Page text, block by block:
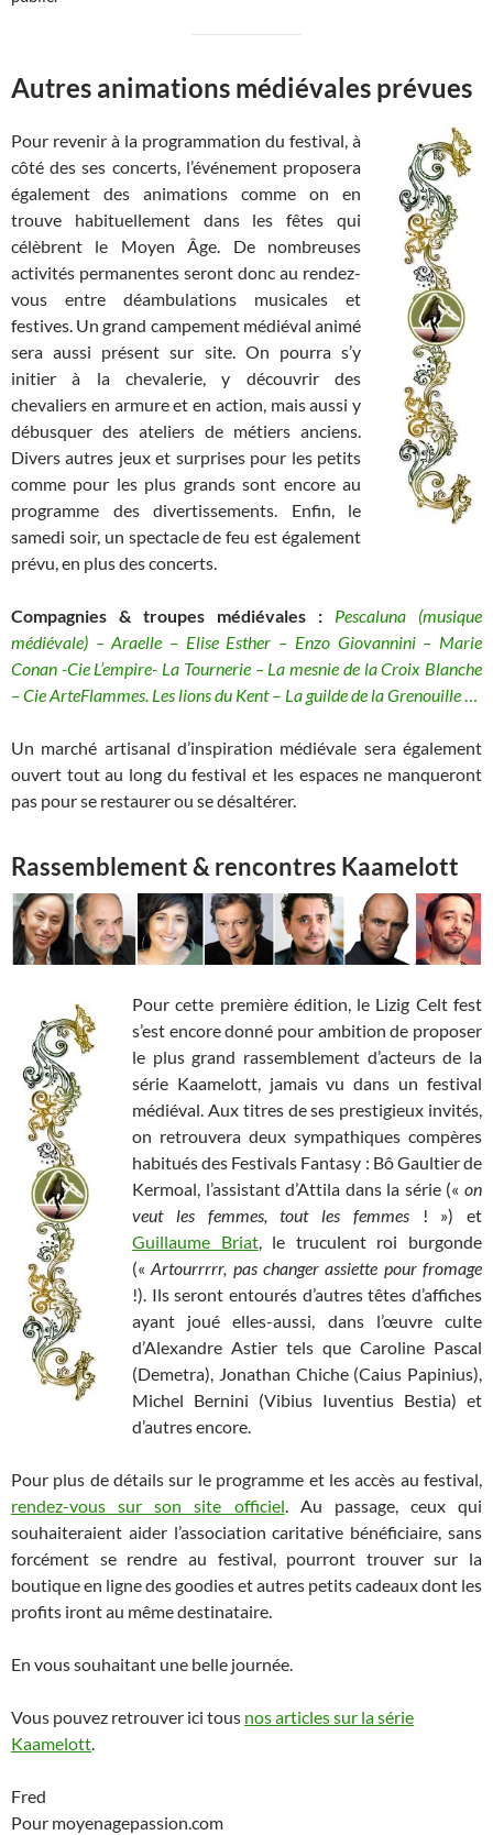
Autres animations médiévales prévues
Pour revenir à la programmation du festival, à
côté des ses concerts, l’événement proposera
également des animations comme on en
trouve habituellement dans les fêtes qui
célèbrent le Moyen Âge. De nombreuses
activités permanentes seront donc au rendez-
vous entre déambulations musicales et
festives. Un grand campement médiéval animé
sera aussi présent sur site. On pourra s’y
initier à la chevalerie, y découvrir des
chevaliers en armure et en action, mais aussi y
débusquer des ateliers de métiers anciens.
Divers autres jeux et surprises pour les petits
comme pour les plus grands sont encore au
programme des divertissements. Enfin, le
samedi soir, un spectacle de feu est également
prévu, en plus des concerts.
Compagnies & troupes médiévales :
Pescaluna (musique
médiévale) – Araelle – Elise Esther – Enzo Giovannini – Marie
Conan -Cie L’empire- La Tournerie – La mesnie de la Croix Blanche
– Cie ArteFlammes. Les lions du Kent– La guilde de la Grenouille…
Un marché artisanal d’inspiration médiévale sera également
ouvert tout au long du festival et les espaces ne manqueront
pas pour se restaurer ou se désaltérer.
Rassemblement & rencontres Kaamelott
Pour cette première édition, le Lizig Celt fest
s’est encore donné pour ambition de proposer
le plus grand rassemblement d’acteurs de la
série Kaamelott, jamais vu dans un festival
médiéval. Aux titres de ses prestigieux invités,
on retrouvera deux sympathiques compères
habitués des Festivals Fantasy : Bô Gaultier de
Kermoal, l’assistant d’Attila dans la série (« on
veut les femmes, tout les femmes! ») et
Guillaume Briat, le truculent roi burgonde
(«Artourrrrr, pas changer assiette pour fromage
!). Ils seront entourés d’autres têtes d’affiches
ayant joué elles-aussi, dans l’œuvre culte
d’Alexandre Astier tels que Caroline Pascal
(Demetra), Jonathan Chiche (Caius Papinius),
Michel Bernini (Vibius Iuventius Bestia) et
d’autres encore.
Pour plus de détails sur le programme et les accès au festival,
rendez-vous sur son site officiel. Au passage, ceux qui
souhaiteraient aider l’association caritative bénéficiaire, sans
forcément se rendre au festival, pourront trouver sur la
boutique en ligne des goodies et autres petits cadeaux dont les
profits iront au même destinataire.
En vous souhaitant une belle journée.
Vous pouvez retrouver ici tous nos articles sur la série
Kaamelott.
Fred
Pour moyenagepassion.com